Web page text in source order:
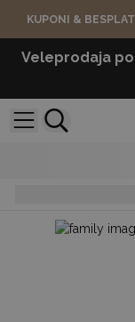
KUPONI &
Veleprodaja